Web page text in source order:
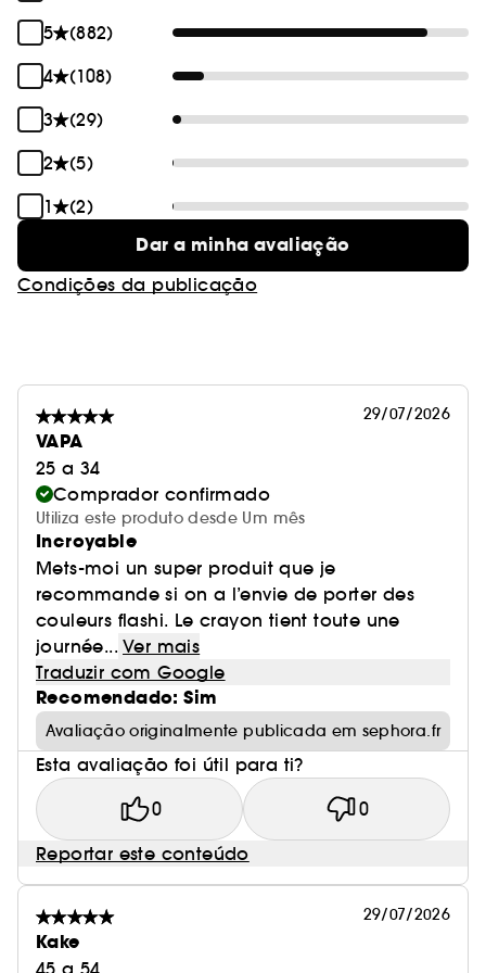
origem natural.
5
(882)
4
(108)
3
(29)
2
(5)
1
(2)
Dar a minha avaliação
Condições da publicação
29/07/2026
VAPA
25 a 34
Comprador confirmado
Utiliza este produto desde Um mês
Incroyable
Mets-moi un super produit que je
recommande si on a l’envie de porter des
couleurs flashi. Le crayon tient toute une
journée... Ver mais
Traduzir com Google
Recomendado: Sim
Avaliação originalmente publicada em sephora.fr
Esta avaliação foi útil para ti?
0 0
Reportar este conteúdo
29/07/2026
Kake